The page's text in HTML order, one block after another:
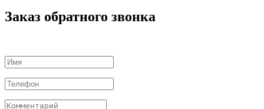
Заказ обратного звонка